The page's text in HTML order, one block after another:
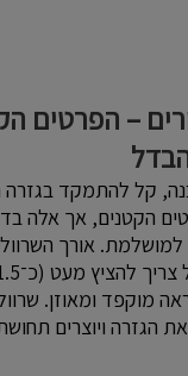
– הפרטים
קל להתמקד בגזרה
הקטנים, אך אלה
אורך
מוקפד ומאוזן.
הגזרה ויוצרים